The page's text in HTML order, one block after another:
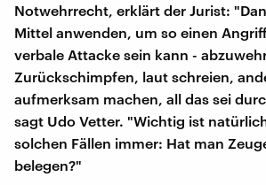
Notwehrrecht, erklärt der Jurist:
Mittel anwenden, um so einen
verbale Attacke sein kann -
Zurückschimpfen, laut schreien,
aufmerksam machen, all das sei
sagt Udo Vetter. "Wichtig ist
solchen Fällen immer: Hat man
belegen?"